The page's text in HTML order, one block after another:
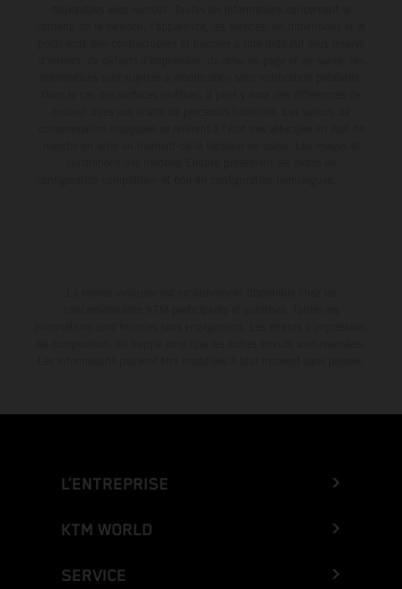
L’ENTREPRISE
KTM WORLD
SERVICE